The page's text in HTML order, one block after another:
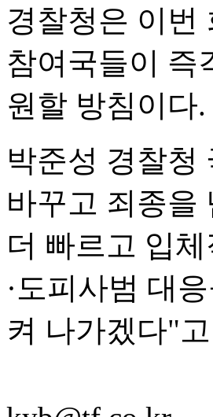
경찰청은 이번
참여국들이 즉
원할 방침이다.
박준성 경찰청
바꾸고 죄종을
더 빠르고 입
·도피사범 대
켜 나가겠다"